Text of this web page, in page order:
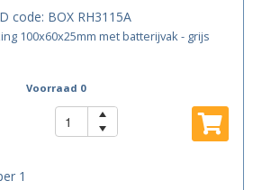
code: BOX RH3115A
100x60x25mm met batterijvak - grijs
Voorraad 0
1